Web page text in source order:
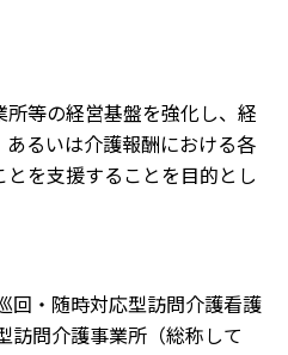
等の経営基盤を強化し、経
るいは介護報酬における各
を支援することを目的とし
回・随時対応型訪問介護看護
訪問介護事業所（総称して